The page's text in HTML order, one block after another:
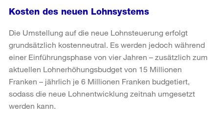
Kosten des neuen Lohnsystems
Die Umstellung auf die neue Lohnsteuerung erfolgt
grundsätzlich kostenneutral. Es werden jedoch während
einer Einführungsphase von vier Jahren – zusätzlich zum
aktuellen Lohnerhöhungsbudget von 15 Millionen
Franken – jährlich je 6 Millionen Franken budgetiert,
sodass die neue Lohnentwicklung zeitnah umgesetzt
werden kann.